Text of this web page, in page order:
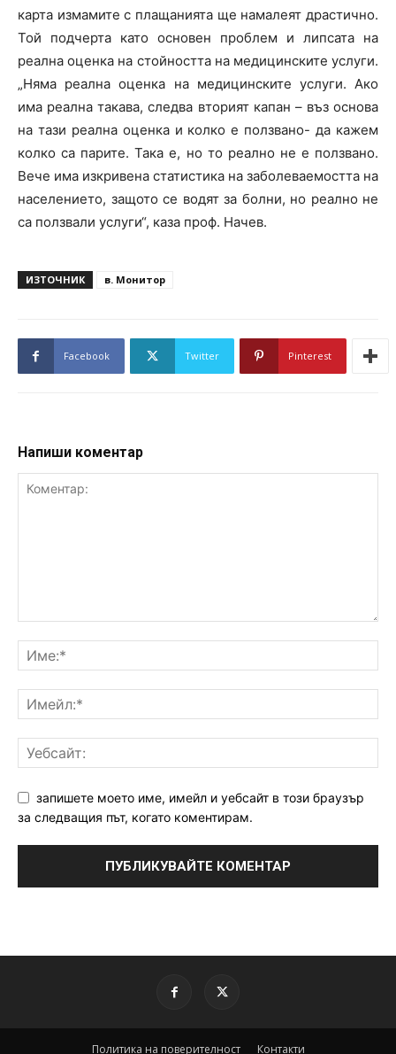
карта измамите с плащанията ще намалеят драстично.
Той подчерта като основен проблем и липсата на
реална оценка на стойността на медицинските услуги.
„Няма реална оценка на медицинските услуги. Ако
има реална такава, следва вторият капан – въз основа
на тази реална оценка и колко е ползвано- да кажем
колко са парите. Така е, но то реално не е ползвано.
Вече има изкривена статистика на заболеваемостта на
населението, защото се водят за болни, но реално не
са ползвали услуги“, каза проф. Начев.
ИЗТОЧНИК в. Монитор
Facebook Twitter Pinterest
Напиши коментар
запишете моето име, имейл и уебсайт в този браузър
за следващия път, когато коментирам.
Политика на поверителност Контакти